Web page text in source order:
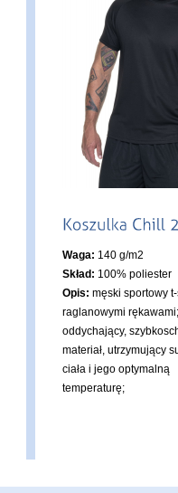
Waga: 140 g/m2
Skład: 100% poliester
Opis: męski sportowy
raglanowymi rękawami;
oddychający,
materiał, utrzymujący
ciała i jego optymalną
temperaturę;